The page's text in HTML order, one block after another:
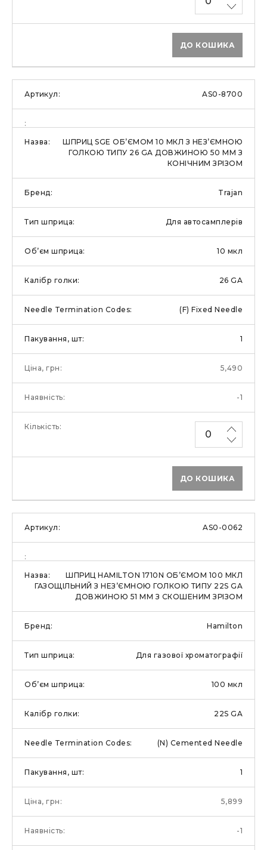
ДО КОШИКА
AS0-8700
ШПРИЦ SGE ОБ’ЄМОМ 10 МКЛ З НЕЗ’ЄМНОЮ
ГОЛКОЮ ТИПУ 26 GA ДОВЖИНОЮ 50 ММ З
КОНІЧНИМ ЗРІЗОМ
Trajan
Для автосамплерів
10 мкл
26 GA
(F) Fixed Needle
1
5,490
-1
ДО КОШИКА
AS0-0062
ШПРИЦ HAMILTON 1710N ОБ’ЄМОМ 100 МКЛ
ГАЗОЩІЛЬНИЙ З НЕЗ’ЄМНОЮ ГОЛКОЮ ТИПУ 22S GA
ДОВЖИНОЮ 51 ММ З СКОШЕНИМ ЗРІЗОМ
Hamilton
Для газової хроматографії
100 мкл
22S GA
(N) Cemented Needle
1
5,899
-1